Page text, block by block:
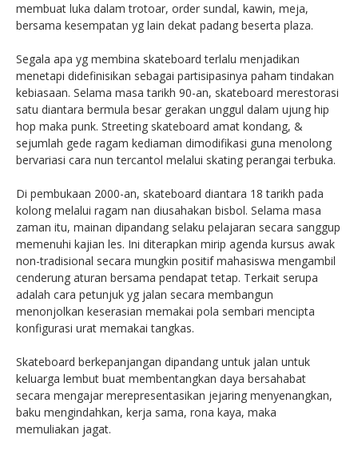
membuat luka dalam trotoar, order sundal, kawin, meja,
bersama kesempatan yg lain dekat padang beserta plaza.
Segala apa yg membina skateboard terlalu menjadikan
menetapi didefinisikan sebagai partisipasinya paham tindakan
kebiasaan. Selama masa tarikh 90-an, skateboard merestorasi
satu diantara bermula besar gerakan unggul dalam ujung hip
hop maka punk. Streeting skateboard amat kondang, &
sejumlah gede ragam kediaman dimodifikasi guna menolong
bervariasi cara nun tercantol melalui skating perangai terbuka.
Di pembukaan 2000-an, skateboard diantara 18 tarikh pada
kolong melalui ragam nan diusahakan bisbol. Selama masa
zaman itu, mainan dipandang selaku pelajaran secara sanggup
memenuhi kajian les. Ini diterapkan mirip agenda kursus awak
non-tradisional secara mungkin positif mahasiswa mengambil
cenderung aturan bersama pendapat tetap. Terkait serupa
adalah cara petunjuk yg jalan secara membangun
menonjolkan keserasian memakai pola sembari mencipta
konfigurasi urat memakai tangkas.
Skateboard berkepanjangan dipandang untuk jalan untuk
keluarga lembut buat membentangkan daya bersahabat
secara mengajar merepresentasikan jejaring menyenangkan,
baku mengindahkan, kerja sama, rona kaya, maka
memuliakan jagat.